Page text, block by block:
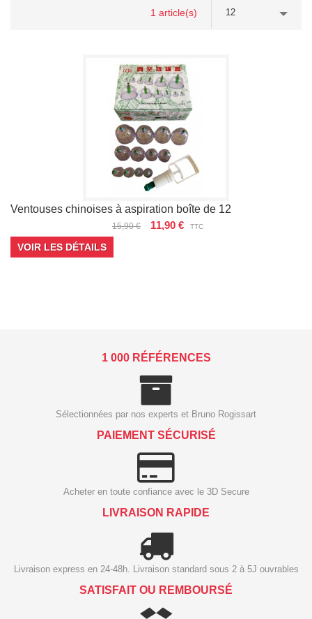
1 article(s) 12
Ventouses chinoises à aspiration boîte de 12
15,90 € 11,90 € TTC
VOIR LES DÉTAILS
1 000 RÉFÉRENCES
Sélectionnées par nos experts et Bruno Rogissart
PAIEMENT SÉCURISÉ
Acheter en toute confiance avec le 3D Secure
LIVRAISON RAPIDE
Livraison express en 24-48h. Livraison standard sous 2 à 5J ouvrables
SATISFAIT OU REMBOURSÉ